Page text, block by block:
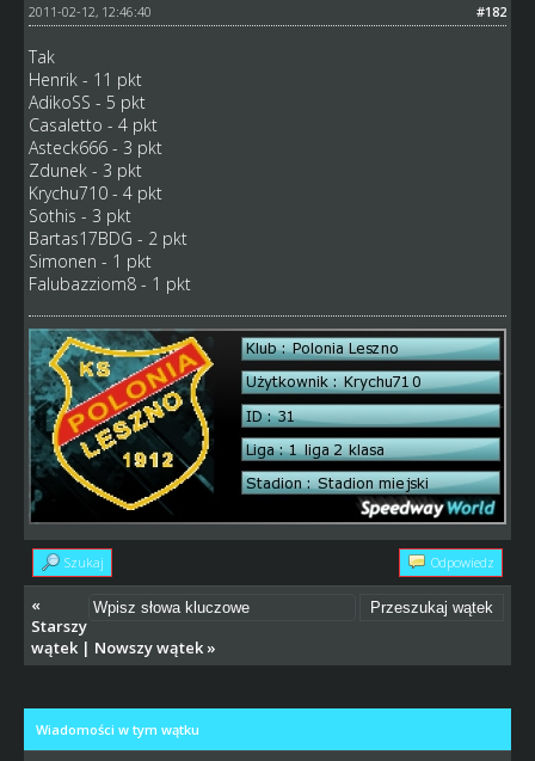
#182
2011-02-12, 12:46:40
Tak
Henrik - 11 pkt
AdikoSS - 5 pkt
Casaletto - 4 pkt
Asteck666 - 3 pkt
Zdunek - 3 pkt
Krychu710 - 4 pkt
Sothis - 3 pkt
Bartas17BDG - 2 pkt
Simonen - 1 pkt
Falubazziom8 - 1 pkt
Szukaj Odpowiedz
«
Starszy
wątek| Nowszy wątek»
Wiadomości w tym wątku